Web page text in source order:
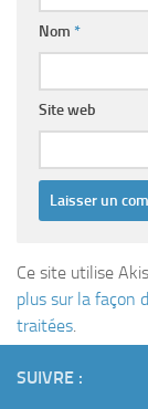
Nom *
Site web
Ce site utilise
plus sur la façon
traitées.
SUIVRE :